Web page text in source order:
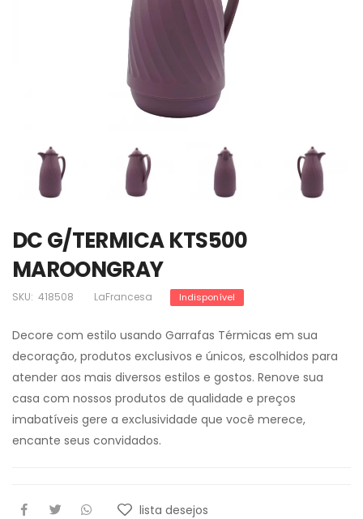
DC G/TERMICA KTS500
MAROONGRAY
SKU: 418508 LaFrancesa Indisponível
Decore com estilo usando Garrafas Térmicas em sua
decoração, produtos exclusivos e únicos, escolhidos para
atender aos mais diversos estilos e gostos. Renove sua
casa com nossos produtos de qualidade e preços
imabatíveis gere a exclusividade que você merece,
encante seus convidados.
lista desejos